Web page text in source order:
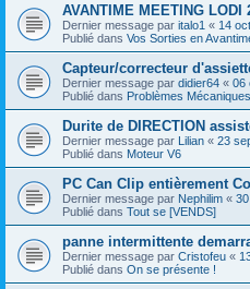
AVANTIME MEETING LODI
Dernier message par italo1 « 14
Publié dans Vos Sorties en
Capteur/correcteur
Dernier message par didier64 « 06
Publié dans Problèmes Mécaniques
Durite de DIRECTION
Dernier message par Lilian « 23
Publié dans Moteur V6
PC Can Clip entièrement
Dernier message par Nephilim «
Publié dans Tout se [VENDS]
panne intermittente
Dernier message par Cristofeu «
Publié dans On se présente !